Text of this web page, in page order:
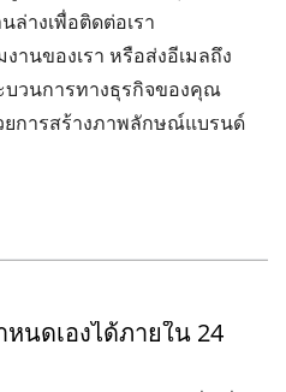
างเพื่อติดต่อเรา
งานของเรา หรือส่งอีเมลถึง
ะบวนการทางธุรกิจของคุณ
ยการสร้างภาพลักษณ์แบรนด์
นดเองได้ภายใน 24